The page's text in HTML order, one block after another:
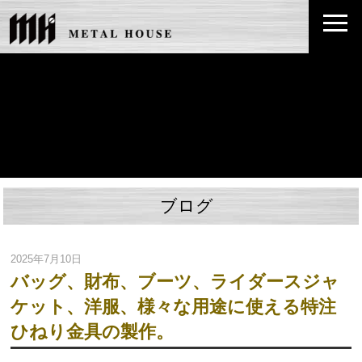
ブログ
2025年7月10日
バッグ、財布、ブーツ、ライダースジャ
ケット、洋服、様々な用途に使える特注
ひねり金具の製作。